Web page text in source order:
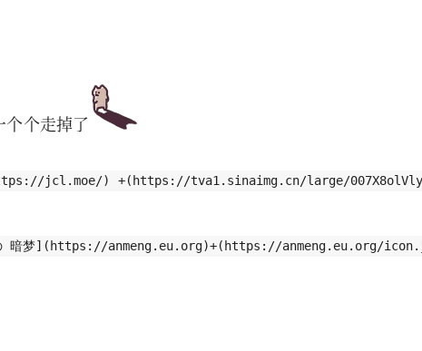
个走掉了
jcl.moe/) +(https://tva1.sinaimg.cn/large/
暗梦](https://anmeng.eu.org)+(https://anmeng.eu.org/